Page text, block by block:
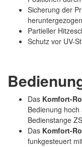
Sicherung der
Partieller
Schutz vor UV-
Das Komfort-
Bedienung
Bedienstange
Das Komfort-
funkgesteuert